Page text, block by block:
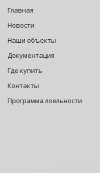
Главная
Новости
Наши объекты
Документация
Где купить
Контакты
Программа лояльности